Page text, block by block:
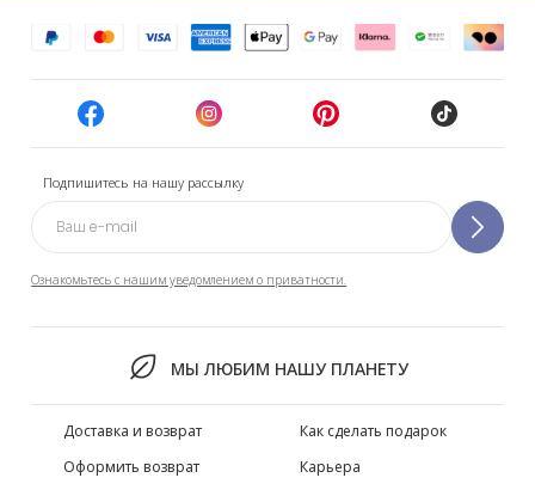
Подпишитесь на нашу рассылку
Ознакомьтесь с нашим уведомлением о приватности.
МЫ ЛЮБИМ НАШУ ПЛАНЕТУ
Доставка и возврат
Оформить возврат
Как сделать подарок
Карьера